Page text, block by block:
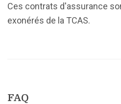
Ces contrats d'assurance
exonérés de la TCAS.
FAQ